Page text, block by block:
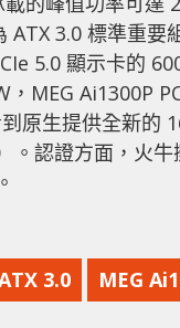
ATX 3.0 標準重要
5.0 顯示卡的
，MEG Ai1300P
原生提供全新的
。認證方面，火牛
3.0 MEG